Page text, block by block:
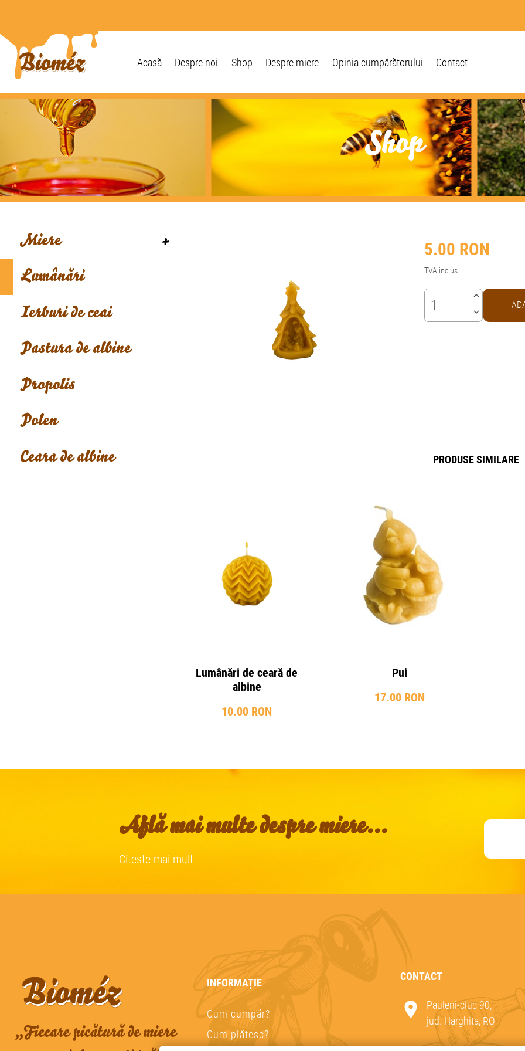
Acasă Despre noi Shop Despre miere Opinia cumpărătorului Contact
Shop
Miere +
Lumânări
Ierburi de ceai
Pastura de albine
Propolis
Polen
Ceara de albine
5.00 RON
TVA inclus
keyboard_arrow_up
keyboard_arrow_down
PRODUSE SIMILARE
Lumânări de ceară de
albine
10.00 RON
Pui
17.00 RON
Află mai multe despre miere...
Citește mai mult
„Fiecare picătură de miere
INFORMAȚIE
Cum cumpăr?
Cum plătesc?
CONTACT
Pauleni-ciuc 90,
jud. Harghita, RO